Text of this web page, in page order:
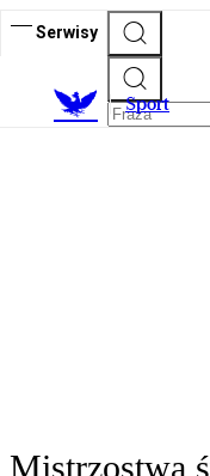
Serwisy
Sport
Mistrzostwa